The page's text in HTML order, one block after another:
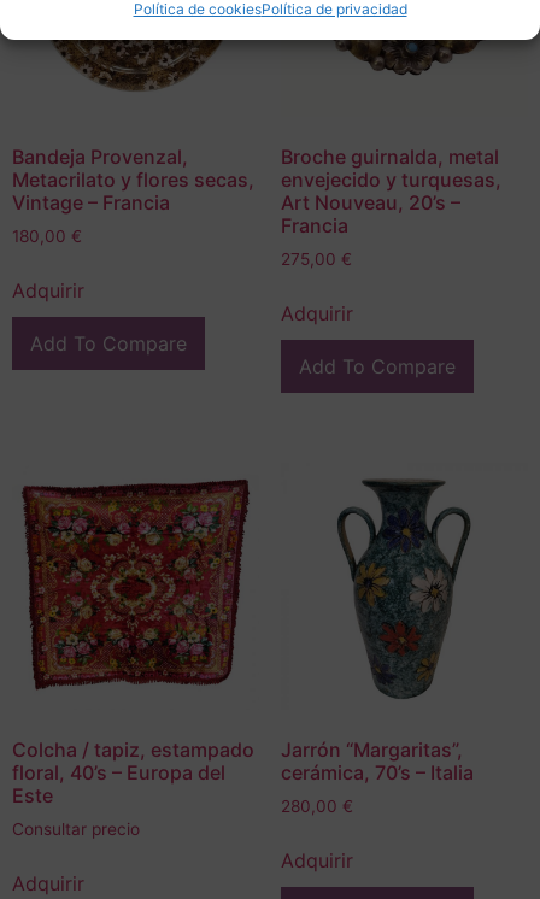
Política de cookiesPolítica de privacidad
Bandeja Provenzal,
Metacrilato y flores secas,
Vintage – Francia
180,00 €
Adquirir
Add To Compare
Broche guirnalda, metal
envejecido y turquesas,
Art Nouveau, 20’s –
Francia
275,00 €
Adquirir
Add To Compare
Colcha / tapiz, estampado
floral, 40’s – Europa del
Este
Consultar precio
Adquirir
Jarrón “Margaritas”,
cerámica, 70’s – Italia
280,00 €
Adquirir